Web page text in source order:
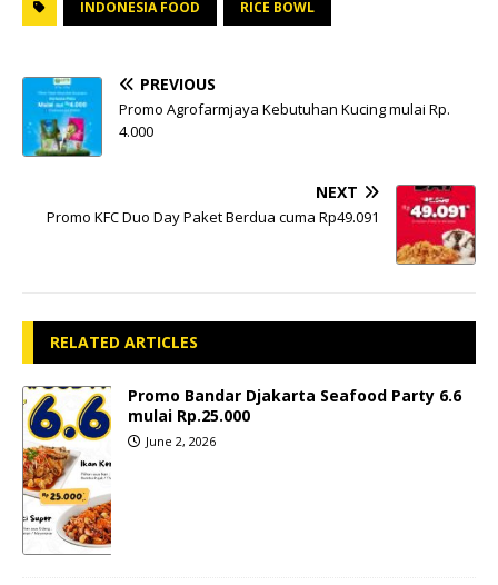
INDONESIA FOOD RICE BOWL
PREVIOUS
Promo Agrofarmjaya Kebutuhan Kucing mulai Rp.
4.000
NEXT
Promo KFC Duo Day Paket Berdua cuma Rp49.091
RELATED ARTICLES
Promo Bandar Djakarta Seafood Party 6.6
mulai Rp.25.000
June 2, 2026